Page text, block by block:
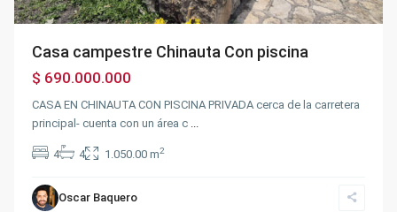
Casa campestre Chinauta Con piscina
$ 690.000.000
CASA EN CHINAUTA CON PISCINA PRIVADA cerca de la carretera
principal- cuenta con un área c
4 4 1.050.00 m2
Oscar Baquero
Silvania